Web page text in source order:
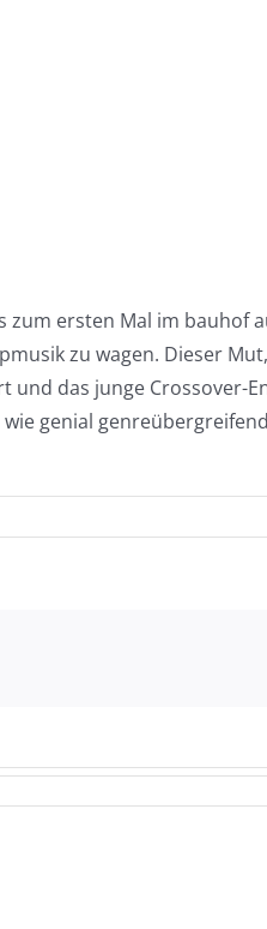
zum ersten Mal im
zu wagen. Dieser
das junge Crossover-
genial